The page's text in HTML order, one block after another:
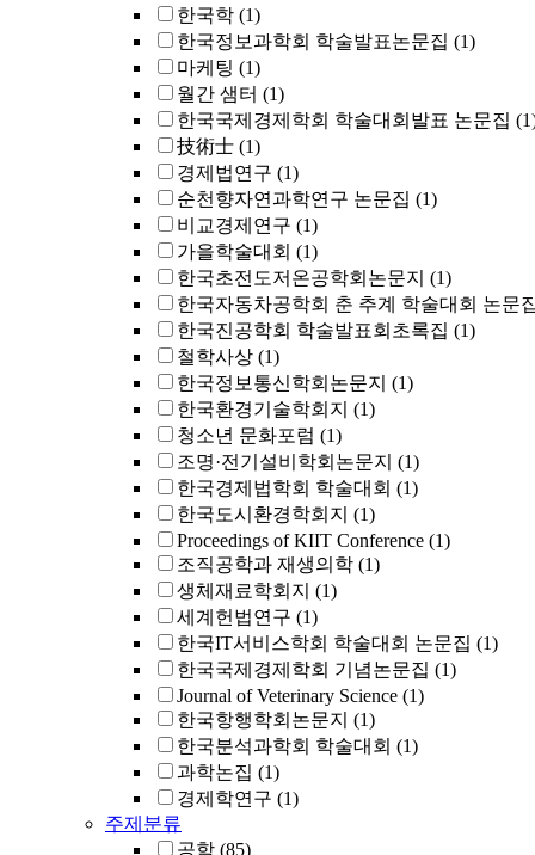
한국학 (1)
한국정보과학회 학술발표논문집 (1)
마케팅 (1)
월간 샘터 (1)
한국국제경제학회 학술대회발표 논문집
技術士 (1)
경제법연구 (1)
순천향자연과학연구 논문집 (1)
비교경제연구 (1)
가을학술대회 (1)
한국초전도저온공학회논문지 (1)
한국자동차공학회 춘 추계 학술대회 논문
한국진공학회 학술발표회초록집 (1)
철학사상 (1)
한국정보통신학회논문지 (1)
한국환경기술학회지 (1)
청소년 문화포럼 (1)
조명·전기설비학회논문지 (1)
한국경제법학회 학술대회 (1)
한국도시환경학회지 (1)
Proceedings of KIIT Conference (1)
조직공학과 재생의학 (1)
생체재료학회지 (1)
세계헌법연구 (1)
한국IT서비스학회 학술대회 논문집 (1)
한국국제경제학회 기념논문집 (1)
Journal of Veterinary Science (1)
한국항행학회논문지 (1)
한국분석과학회 학술대회 (1)
과학논집 (1)
경제학연구 (1)
주제분류
공학 (85)